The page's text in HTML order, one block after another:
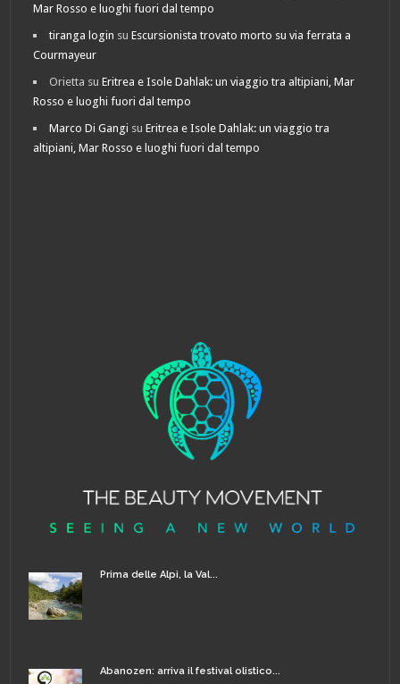
Mar Rosso e luoghi fuori dal tempo
tiranga login suEscursionista trovato morto su via ferrata a
Courmayeur
Orietta suEritrea e Isole Dahlak: un viaggio tra altipiani, Mar
Rosso e luoghi fuori dal tempo
Marco Di Gangi suEritrea e Isole Dahlak: un viaggio tra
altipiani, Mar Rosso e luoghi fuori dal tempo
Prima delle Alpi, la Val...
Abanozen: arriva il festival olistico...